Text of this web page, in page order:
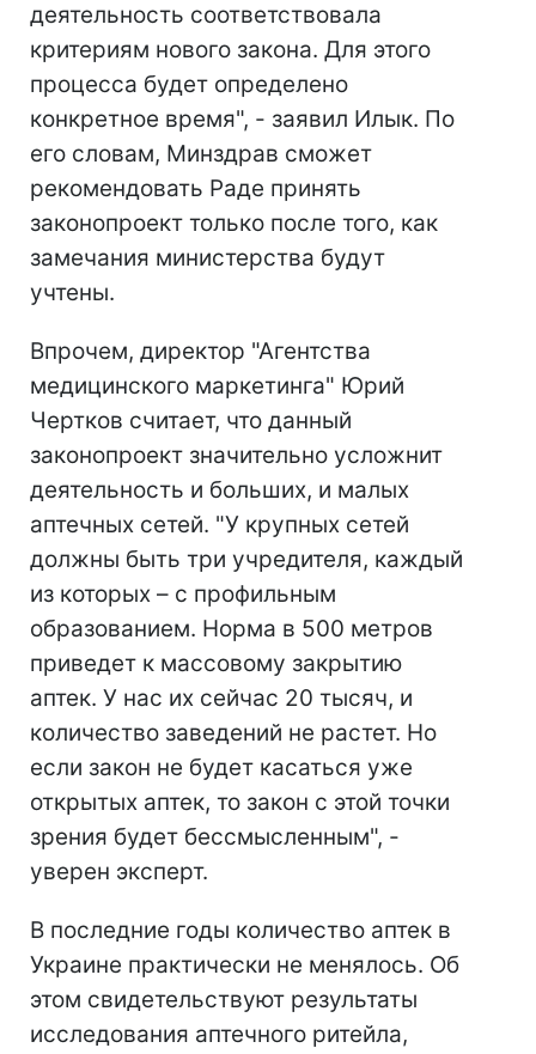
деятельность соответствовала
критериям нового закона. Для этого
процесса будет определено
конкретное время", - заявил Илык. По
его словам, Минздрав сможет
рекомендовать Раде принять
законопроект только после того, как
замечания министерства будут
учтены.
Впрочем, директор "Агентства
медицинского маркетинга" Юрий
Чертков считает, что данный
законопроект значительно усложнит
деятельность и больших, и малых
аптечных сетей. "У крупных сетей
должны быть три учредителя, каждый
из которых – с профильным
образованием. Норма в 500 метров
приведет к массовому закрытию
аптек. У нас их сейчас 20 тысяч, и
количество заведений не растет. Но
если закон не будет касаться уже
открытых аптек, то закон с этой точки
зрения будет бессмысленным", -
уверен эксперт.
В последние годы количество аптек в
Украине практически не менялось. Об
этом свидетельствуют результаты
исследования аптечного ритейла,